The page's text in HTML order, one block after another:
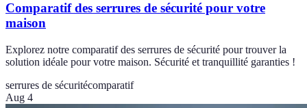
Comparatif des serrures de sécurité pour votre
maison
Explorez notre comparatif des serrures de sécurité pour trouver la
solution idéale pour votre maison. Sécurité et tranquillité garanties !
serrures de sécuritécomparatif
Aug 4